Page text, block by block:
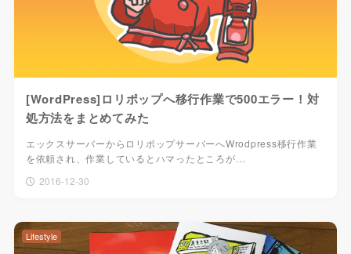
[WordPress]ロリポップへ移行作業で500エラー！対
処方法をまとめてみた
エックスサーバーからロリポップサーバーへWrodpress移行作業
を依頼され、作業しているとハマったところが…
2016-12-30
Lifestyle